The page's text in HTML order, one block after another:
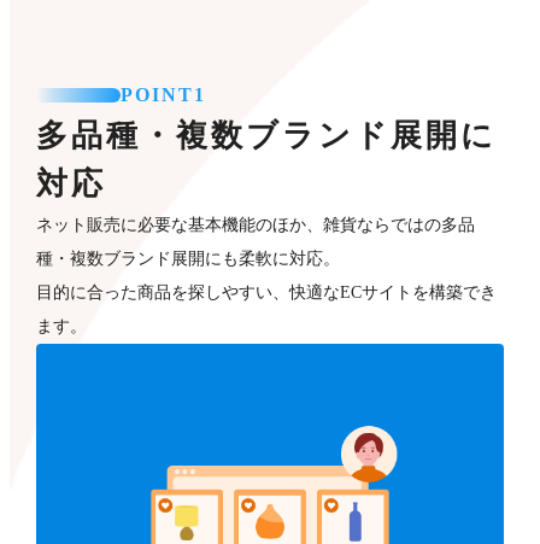
POINT1
多品種・複数ブランド展開に
対応
ネット販売に必要な基本機能のほか、雑貨ならではの多品
種・複数ブランド展開にも柔軟に対応。
目的に合った商品を探しやすい、快適なECサイトを構築でき
ます。